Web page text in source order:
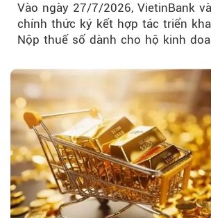
Vào ngày 27/7/2026, VietinBank
chính thức ký kết hợp tác triển
Nộp thuế số dành cho hộ kinh